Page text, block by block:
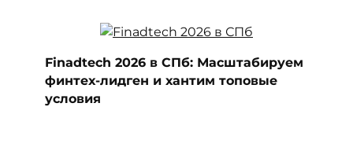
Finadtech 2026 в СПб: Масштабируем
финтех-лидген и хантим топовые
условия